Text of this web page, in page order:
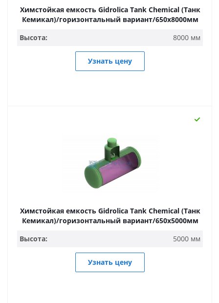
Химстойкая емкость Gidrolica Tank Chemical (Танк
Кемикал)/горизонтальный вариант/650х8000мм
Высота:
8000 мм
Узнать цену
Химстойкая емкость Gidrolica Tank Chemical (Танк
Кемикал)/горизонтальный вариант/650х5000мм
Высота:
5000 мм
Узнать цену